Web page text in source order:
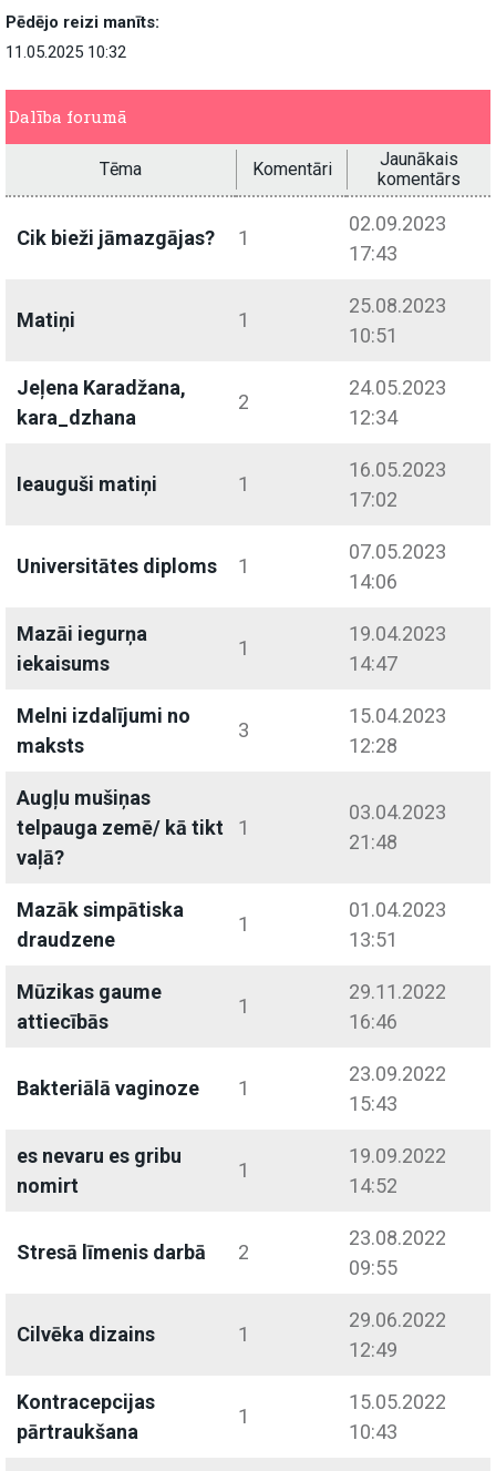
Pēdējo reizi manīts:
11.05.2025 10:32
Dalība forumā
Tēma Komentāri
Jaunākais
komentārs
Cik bieži jāmazgājas? 1
02.09.2023
17:43
Matiņi 1
25.08.2023
10:51
Jeļena Karadžana,
kara_dzhana
2
24.05.2023
12:34
Ieauguši matiņi 1
16.05.2023
17:02
Universitātes diploms 1
07.05.2023
14:06
Mazāi iegurņa
iekaisums
1
19.04.2023
14:47
Melni izdalījumi no
maksts
3
15.04.2023
12:28
Augļu mušiņas
telpauga zemē/ kā tikt
vaļā?
1
03.04.2023
21:48
Mazāk simpātiska
draudzene
1
01.04.2023
13:51
Mūzikas gaume
attiecībās
1
29.11.2022
16:46
Bakteriālā vaginoze 1
23.09.2022
15:43
es nevaru es gribu
nomirt
1
19.09.2022
14:52
Stresā līmenis darbā 2
23.08.2022
09:55
Cilvēka dizains 1
29.06.2022
12:49
Kontracepcijas
pārtraukšana
1
15.05.2022
10:43